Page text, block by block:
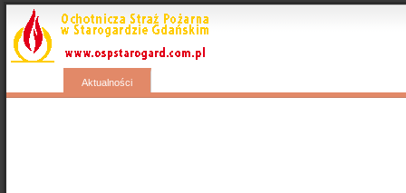
Aktualności